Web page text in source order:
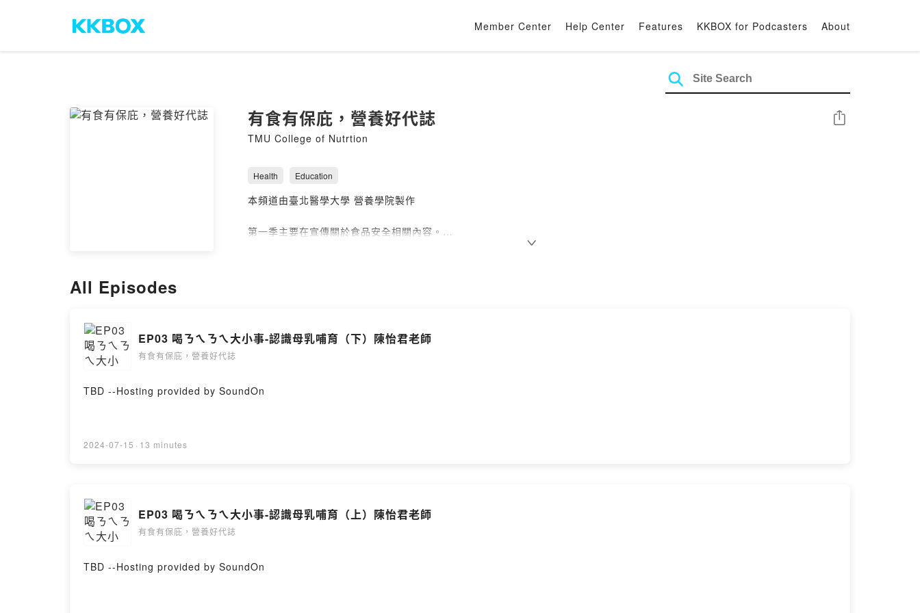
Member Center Help Center Features KKBOX for Podcasters About
有食有保庇，營養好代誌
TMU College of Nutrtion
Share
Health Education
本頻道由臺北醫學大學 營養學院製作
第一季主要在宣傳關於食品安全相關內容。
All Episodes
EP03 喝ㄋㄟㄋㄟ大小事-認識母乳哺育（下）陳怡君老師
有食有保庇，營養好代誌
TBD --Hosting provided by SoundOn
2024-07-15 · 13 minutes
EP03 喝ㄋㄟㄋㄟ大小事-認識母乳哺育（上）陳怡君老師
有食有保庇，營養好代誌
TBD --Hosting provided by SoundOn